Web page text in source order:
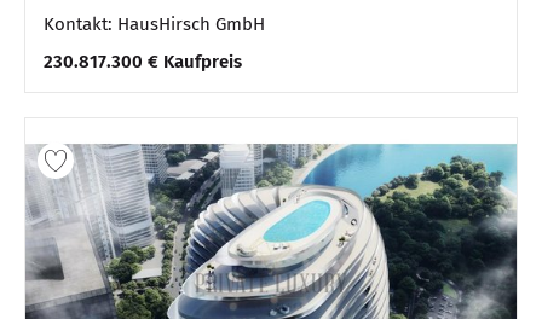
Kontakt: HausHirsch GmbH
230.817.300 € Kaufpreis